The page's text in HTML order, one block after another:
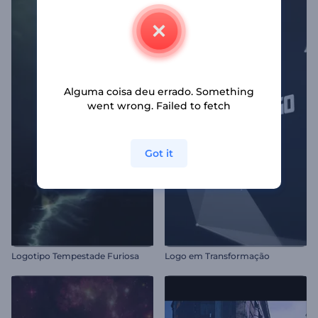
Logotipo Tempestade Furiosa Logo em Transformação
Alguma coisa deu errado. Something
went wrong. Failed to fetch
Got it